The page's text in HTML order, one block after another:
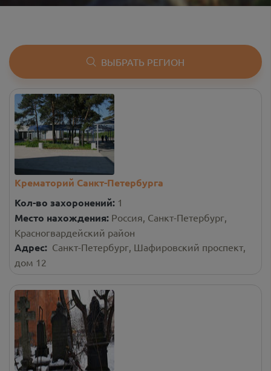
ВЫБРАТЬ РЕГИОН
Крематорий Санкт-Петербурга
Кол-во захоронений: 1
Место нахождения: Россия, Санкт-Петербург,
Красногвардейский район
Адрес: Санкт-Петербург, Шафировский проспект,
дом 12